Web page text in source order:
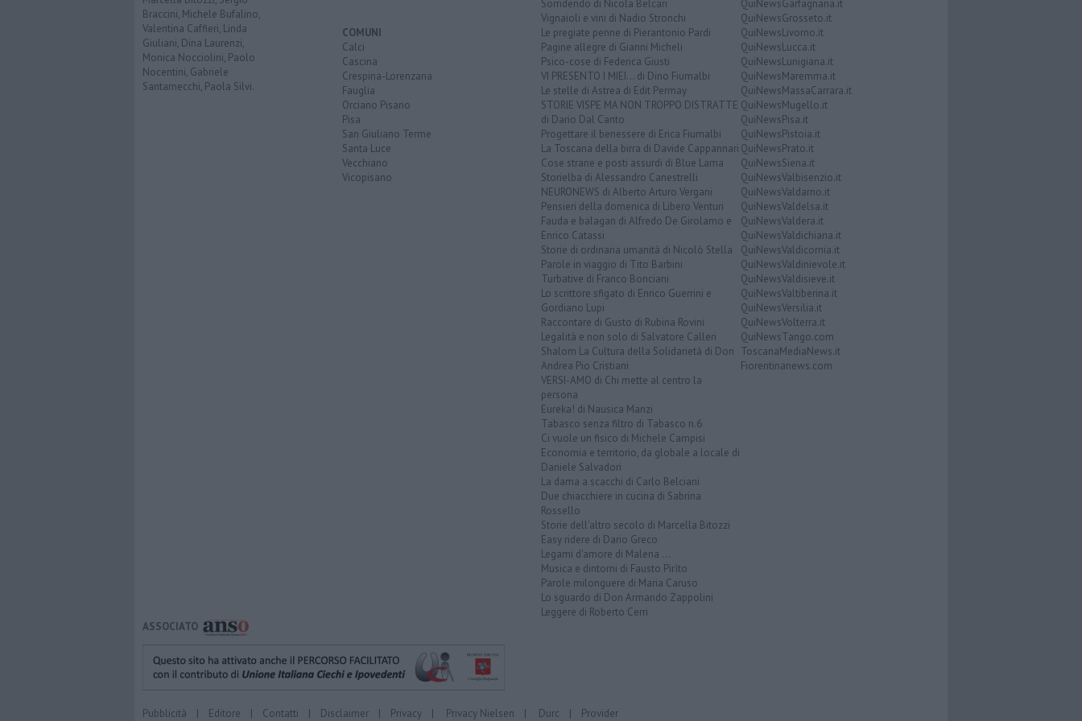
Braccini, Michele Bufalino,
Valentina Caffieri, Linda
Giuliani, Dina Laurenzi,
Monica Nocciolini, Paolo
Nocentini, Gabriele
Santarnecchi, Paola Silvi.
COMUNI
Calci
Cascina
Crespina-Lorenzana
Fauglia
Orciano Pisano
Pisa
San Giuliano Terme
Santa Luce
Vecchiano
Vicopisano
Sorridendo di Nicola Belcari
Vignaioli e vini di Nadio Stronchi
Le pregiate penne di Pierantonio Pardi
Pagine allegre di Gianni Micheli
Psico-cose di Federica Giusti
VI PRESENTO I MIEI... di Dino Fiumalbi
Le stelle di Astrea di Edit Permay
STORIE VISPE MA NON TROPPO DISTRATTE
di Dario Dal Canto
Progettare il benessere di Erica Fiumalbi
La Toscana della birra di Davide Cappannari
Cose strane e posti assurdi di Blue Lama
Storielba di Alessandro Canestrelli
NEURONEWS di Alberto Arturo Vergani
Pensieri della domenica di Libero Venturi
Fauda e balagan di Alfredo De Girolamo e
Enrico Catassi
Storie di ordinaria umanità di Nicolò Stella
Parole in viaggio di Tito Barbini
Turbative di Franco Bonciani
Lo scrittore sfigato di Enrico Guerrini e
Gordiano Lupi
Raccontare di Gusto di Rubina Rovini
Legalità e non solo di Salvatore Calleri
Shalom La Cultura della Solidarietà di Don
Andrea Pio Cristiani
VERSI-AMO di Chi mette al centro la
persona
Eureka! di Nausica Manzi
Tabasco senza filtro di Tabasco n.6
Ci vuole un fisico di Michele Campisi
Economia e territorio, da globale a locale di
Daniele Salvadori
La dama a scacchi di Carlo Belciani
Due chiacchiere in cucina di Sabrina
Rossello
Storie dell'altro secolo di Marcella Bitozzi
Easy ridere di Dario Greco
Legami d'amore di Malena ...
Musica e dintorni di Fausto Pirìto
Parole milonguere di Maria Caruso
Lo sguardo di Don Armando Zappolini
Leggere di Roberto Cerri
QuiNewsGarfagnana.it
QuiNewsGrosseto.it
QuiNewsLivorno.it
QuiNewsLucca.it
QuiNewsLunigiana.it
QuiNewsMaremma.it
QuiNewsMassaCarrara.it
QuiNewsMugello.it
QuiNewsPisa.it
QuiNewsPistoia.it
QuiNewsPrato.it
QuiNewsSiena.it
QuiNewsValbisenzio.it
QuiNewsValdarno.it
QuiNewsValdelsa.it
QuiNewsValdera.it
QuiNewsValdichiana.it
QuiNewsValdicornia.it
QuiNewsValdinievole.it
QuiNewsValdisieve.it
QuiNewsValtiberina.it
QuiNewsVersilia.it
QuiNewsVolterra.it
QuiNewsTango.com
ToscanaMediaNews.it
Fiorentinanews.com
ASSOCIATO
Pubblicità | Editore | Contatti | Disclaimer | Privacy | Privacy Nielsen | Durc | Provider